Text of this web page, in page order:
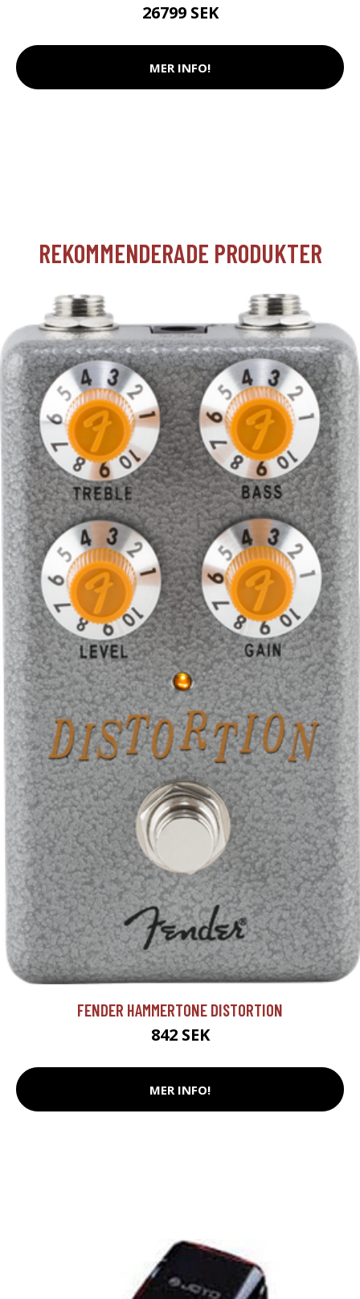
26799 SEK
MER INFO!
REKOMMENDERADE PRODUKTER
FENDER HAMMERTONE DISTORTION
842 SEK
MER INFO!